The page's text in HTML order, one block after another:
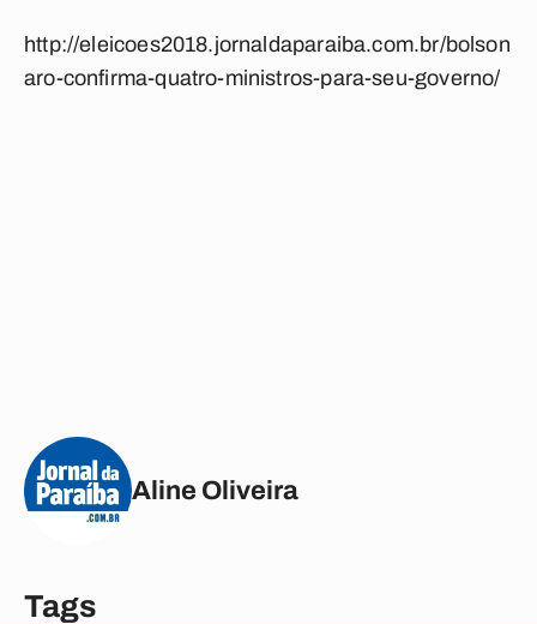
http://eleicoes2018.jornaldaparaiba.com.br/bolson
aro-confirma-quatro-ministros-para-seu-governo/
Aline Oliveira
Tags